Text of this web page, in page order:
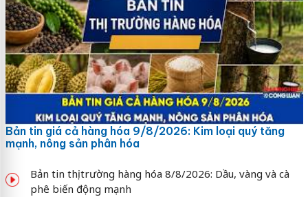
Bản tin giá cả hàng hóa 9/8/2026: Kim loại quý tăng
mạnh, nông sản phân hóa
Bản tin thị trường hàng hóa 8/8/2026: Dầu, vàng và cà
phê biến động mạnh